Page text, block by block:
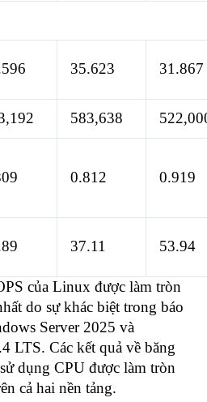
35.623 31.867
583,638
0.812 0.919
37.11 53.94
của Linux được làm tròn
do sự khác biệt trong báo
Server 2025 và
LTS. Các kết quả về băng
dụng CPU được làm tròn
cả hai nền tảng.